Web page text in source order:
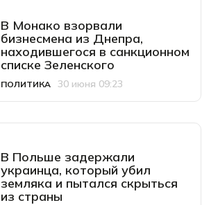
В Монако взорвали
бизнесмена из Днепра,
находившегося в санкционном
списке Зеленского
Категория
ПОЛИТИКА
Дата публикации
30 июня 09:23
В Польше задержали
украинца, который убил
земляка и пытался скрыться
из страны